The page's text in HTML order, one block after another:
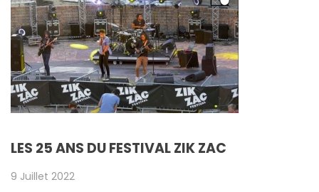
LES 25 ANS DU FESTIVAL ZIK ZAC
9 Juillet 2022